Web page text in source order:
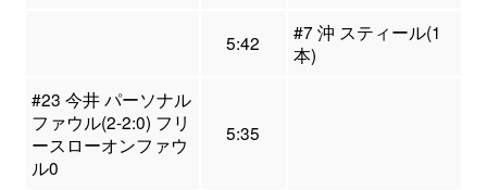
5:42
#7 沖 スティール(1
本)
#23 今井 パーソナル
ファウル(2-2:0) フリ
ースローオンファウ
ル0
5:35